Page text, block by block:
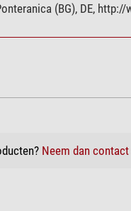
(BG), DE,
Neem dan